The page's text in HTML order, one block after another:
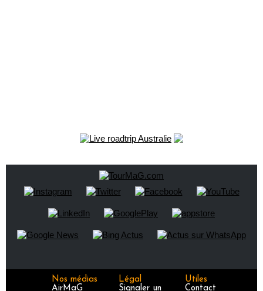
Nos médias
AirMaG
Légal
Signaler un
Utiles
Contact